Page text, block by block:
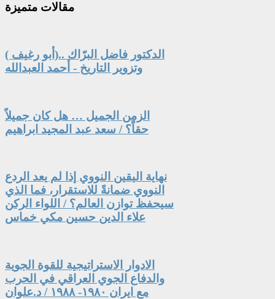
مقالات متميزة
الدكتور فاضل البرّاك ..(أبو رغيف )
وتزوير التاريخ - أحمد العبدالله
الزمن الجميل … هل كان جميلاً
حقاً؟ / سعد عبد المجيد ابراهيم
نهاية اليقين النووي إذا لم يعد الردع
النووي ضمانةً للاستقرار، فما الذي
سيحفظ توازن العالم؟ / اللواء الركن
علاء الدين حسين مكي خماس
الادوار الاستراتيجية للقوة الجوية
والدفاع الجوي العراقي في الحرب
مع ايران ١٩٨٠- ١٩٨٨ / د.علوان